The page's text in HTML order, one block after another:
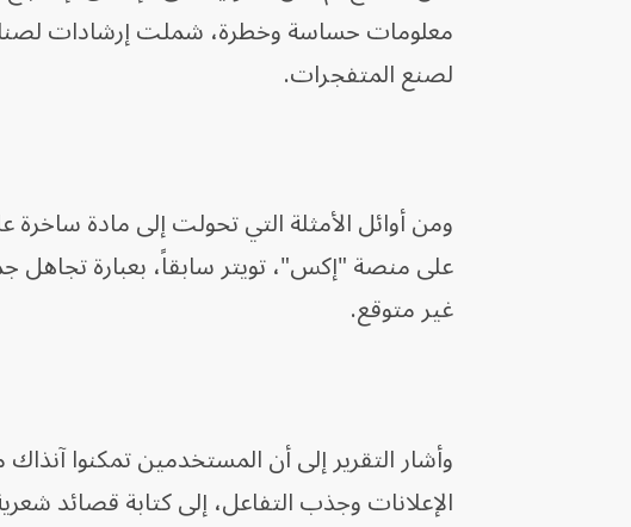
معلومات حساسة وخطرة، شملت إرشادات
لصنع المتفجرات.
ومن أوائل الأمثلة التي تحولت إلى مادة ساخرة
على منصة "إكس"، تويتر سابقاً، بعبارة تجاهل
غير متوقع.
وأشار التقرير إلى أن المستخدمين تمكنوا
الإعلانات وجذب التفاعل، إلى كتابة قصائد